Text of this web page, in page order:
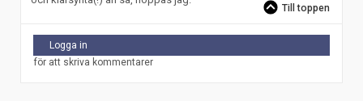
Till toppen
Logga in
för att skriva kommentarer